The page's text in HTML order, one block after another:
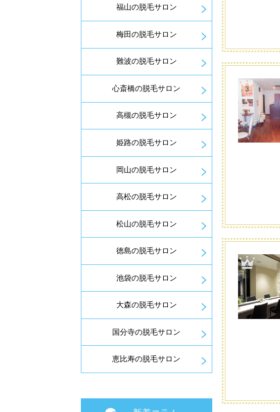
福山の脱毛サロン
梅田の脱毛サロン
難波の脱毛サロン
心斎橋の脱毛サロン
高槻の脱毛サロン
姫路の脱毛サロン
岡山の脱毛サロン
高松の脱毛サロン
松山の脱毛サロン
徳島の脱毛サロン
池袋の脱毛サロン
大森の脱毛サロン
国分寺の脱毛サロン
恵比寿の脱毛サロン